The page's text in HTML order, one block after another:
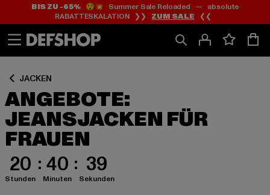
Zum
Inhalt
springen
Zum
Fußzeile
springen
BIS ZU -65%😲💥 Summer Sale Reloaded — absolute
RABATTESKALATION ❯❯ ZUM SALE ❮❮
JACKEN
ANGEBOTE:
JEANSJACKEN FÜR
FRAUEN
20
Stunden
40
Minuten
38
Sekunden
Zum
Produktraster
springen